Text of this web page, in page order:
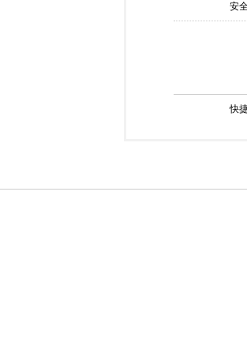
安
快